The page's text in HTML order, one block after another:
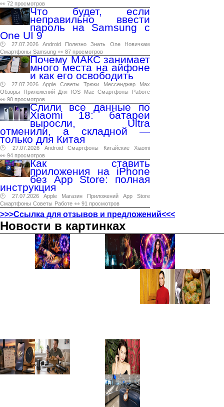
👀 72 просмотров
Что будет, если
неправильно ввести
пароль на Samsung с
One UI 9
🕑 27.07.2026 Android Полезно Знать One
Новичкам
Смартфоны Samsung 👀 87 просмотров
Почему МАКС занимает
много места на айфоне
и как его освободить
🕑 27.07.2026 Apple Советы Трюки Мессенджер
Max
Обзоры
Приложений Для IOS Mac Смартфоны
Работе
👀 90 просмотров
Слили все данные по
Xiaomi 18: батареи
выросли, Ultra
отменили, а складной —
только для Китая
🕑 27.07.2026 Android Смартфоны Китайские
Xiaomi
👀 94 просмотров
Как ставить
приложения на iPhone
без App Store: полная
инструкция
🕑 27.07.2026 Apple Магазин Приложений App
Store
Смартфоны Советы Работе 👀 91 просмотров
>>>Ссылка для отзывов и предложений<<<
Новости в картинках